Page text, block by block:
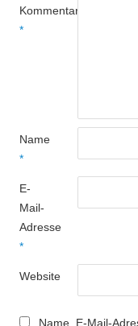
Kommentar
*
Name
*
E-
Mail-
Adresse
*
Website
Name, E-Mail-